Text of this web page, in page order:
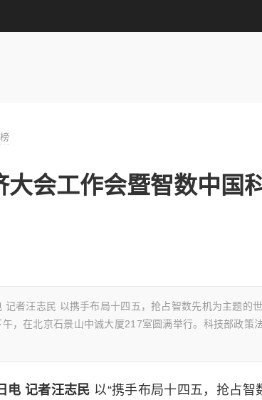
大会工作会暨智数中国
记者汪志民 以携手布局十四五，抢占智数先机为主题的
，在北京石景山中诚大厦217室圆满举行。科技部政策
电 记者汪志民 以“携手布局十四五，抢占智